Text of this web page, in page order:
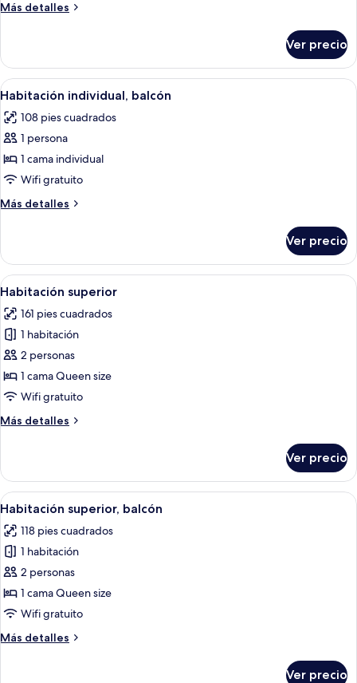
edificio
Más detalles
Más
superior,
en
edificio
Ver precio
Abrir
todas
las
fotos
de
Habitación
individual,
balcón
Un baño moderno con cabina de
2
Habitación individual, balcón
108 pies cuadrados
1 persona
1 cama individual
Wifi gratuito
Más detalles
Más
individual,
balcón
Ver precio
Abrir
todas
las
fotos
de
Habitación
superior
Habitación de hotel con una cama
4
Habitación superior
161 pies cuadrados
1 habitación
2 personas
1 cama Queen size
Wifi gratuito
Más detalles
Más
superior
Ver precio
Abrir
todas
las
fotos
de
Habitación
superior,
Habitación de hotel con una cama
3
Habitación superior, balcón
118 pies cuadrados
1 habitación
2 personas
1 cama Queen size
Wifi gratuito
Más detalles
Más
Ver precio